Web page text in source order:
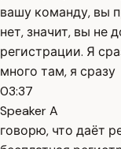
вашу команду, вы
нет, значит, вы не
регистрации. Я
много там, я сразу
03:37
Speaker A
говорю, что даёт